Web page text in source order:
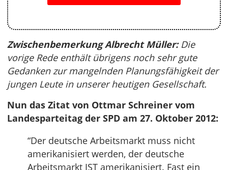
Zwischenbemerkung Albrecht Müller:Die
vorige Rede enthält übrigens noch sehr gute
Gedanken zur mangelnden Planungsfähigkeit der
jungen Leute in unserer heutigen Gesellschaft.
Nun das Zitat von Ottmar Schreiner vom
Landesparteitag der SPD am 27. Oktober 2012:
“Der deutsche Arbeitsmarkt muss nicht
amerikanisiert werden, der deutsche
Arbeitsmarkt IST amerikanisiert. Fast ein